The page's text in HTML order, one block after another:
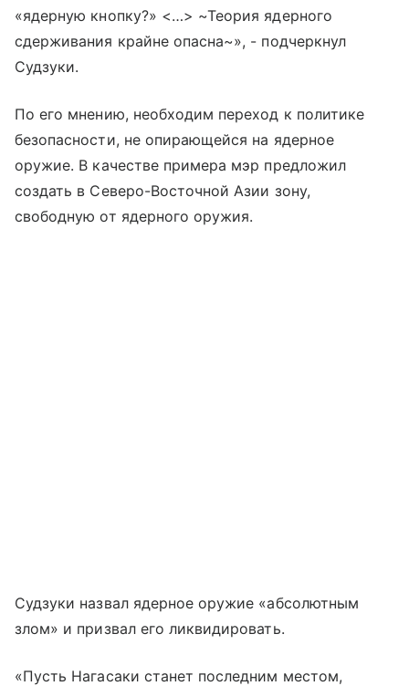
«ядерную кнопку?» <…> ~Теория ядерного
сдерживания крайне опасна~», - подчеркнул
Судзуки.
По его мнению, необходим переход к политике
безопасности, не опирающейся на ядерное
оружие. В качестве примера мэр предложил
создать в Северо-Восточной Азии зону,
свободную от ядерного оружия.
Судзуки назвал ядерное оружие «абсолютным
злом» и призвал его ликвидировать.
«Пусть Нагасаки станет последним местом,